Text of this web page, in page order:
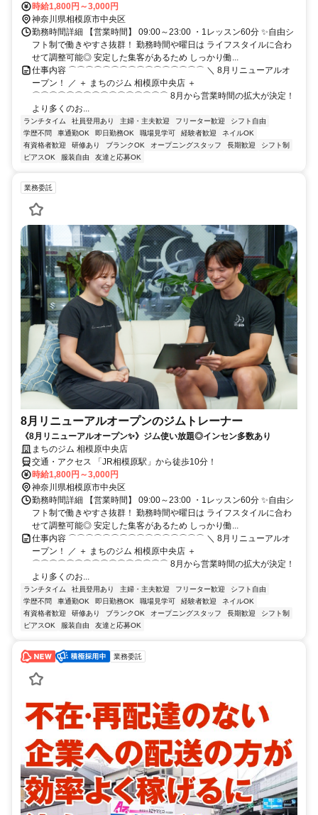
時給1,800円～3,000円
神奈川県相模原市中央区
勤務時間詳細 【営業時間】 09:00～23:00 ・1レッスン60分 ✨自由シ
フト制で働きやすさ抜群！ 勤務時間や曜日は ライフスタイルに合わ
せて調整可能◎ 安定した集客があるため しっかり働...
仕事内容 ⌒⌒⌒⌒⌒⌒⌒⌒⌒⌒⌒⌒⌒⌒⌒⌒ ＼ 8月リニューアルオ
ープン！ ／ ＋ まちのジム 相模原中央店 ＋
⌒⌒⌒⌒⌒⌒⌒⌒⌒⌒⌒⌒⌒⌒⌒⌒ 8月から営業時間の拡大が決定！
より多くのお...
ランチタイム 社員登用あり 主婦・主夫歓迎 フリーター歓迎
シフト自由
学歴不問
車通勤OK 即日勤務OK 職場見学可 経験者歓迎
ネイルOK
有資格者歓迎
研修あり ブランクOK オープニングスタッフ 長期歓迎
シフト制
ピアスOK
服装自由 友達と応募OK
業務委託
8月リニューアルオープンのジムトレーナー
《8月リニューアルオープン✨》ジム使い放題◎インセン多数あり
まちのジム 相模原中央店
交通・アクセス 「JR相模原駅」から徒歩10分！
時給1,800円～3,000円
神奈川県相模原市中央区
勤務時間詳細 【営業時間】 09:00～23:00 ・1レッスン60分 ✨自由シ
フト制で働きやすさ抜群！ 勤務時間や曜日は ライフスタイルに合わ
せて調整可能◎ 安定した集客があるため しっかり働...
仕事内容 ⌒⌒⌒⌒⌒⌒⌒⌒⌒⌒⌒⌒⌒⌒⌒⌒ ＼ 8月リニューアルオ
ープン！ ／ ＋ まちのジム 相模原中央店 ＋
⌒⌒⌒⌒⌒⌒⌒⌒⌒⌒⌒⌒⌒⌒⌒⌒ 8月から営業時間の拡大が決定！
より多くのお...
ランチタイム 社員登用あり 主婦・主夫歓迎 フリーター歓迎
シフト自由
学歴不問
車通勤OK 即日勤務OK 職場見学可 経験者歓迎
ネイルOK
有資格者歓迎
研修あり ブランクOK オープニングスタッフ 長期歓迎
シフト制
ピアスOK
服装自由 友達と応募OK
業務委託